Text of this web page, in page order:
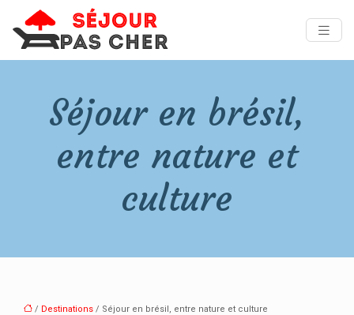
Séjour en brésil,
entre nature et
culture
/ Destinations / Séjour en brésil, entre nature et culture